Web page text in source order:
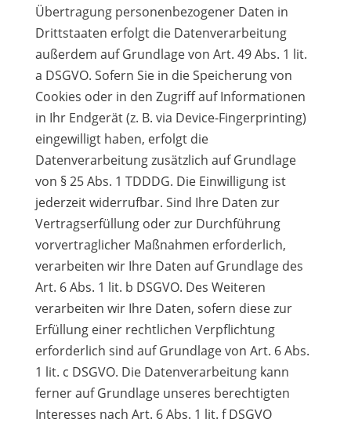
Übertragung personenbezogener Daten in
Drittstaaten erfolgt die Datenverarbeitung
außerdem auf Grundlage von Art. 49 Abs. 1 lit.
a DSGVO. Sofern Sie in die Speicherung von
Cookies oder in den Zugriff auf Informationen
in Ihr Endgerät (z. B. via Device-Fingerprinting)
eingewilligt haben, erfolgt die
Datenverarbeitung zusätzlich auf Grundlage
von § 25 Abs. 1 TDDDG. Die Einwilligung ist
jederzeit widerrufbar. Sind Ihre Daten zur
Vertragserfüllung oder zur Durchführung
vorvertraglicher Maßnahmen erforderlich,
verarbeiten wir Ihre Daten auf Grundlage des
Art. 6 Abs. 1 lit. b DSGVO. Des Weiteren
verarbeiten wir Ihre Daten, sofern diese zur
Erfüllung einer rechtlichen Verpflichtung
erforderlich sind auf Grundlage von Art. 6 Abs.
1 lit. c DSGVO. Die Datenverarbeitung kann
ferner auf Grundlage unseres berechtigten
Interesses nach Art. 6 Abs. 1 lit. f DSGVO